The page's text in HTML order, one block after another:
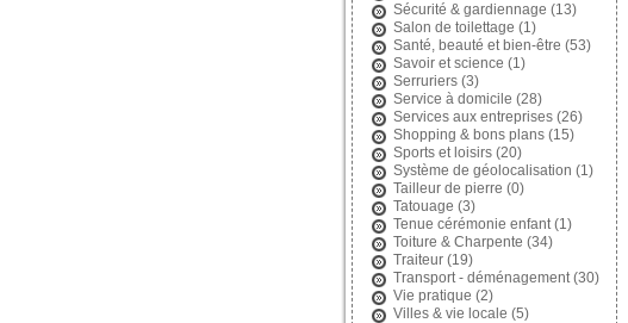
Sécurité & gardiennage (13)
Salon de toilettage (1)
Santé, beauté et bien-être (53)
Savoir et science (1)
Serruriers(3)
Service à domicile (28)
Services aux entreprises(26)
Shopping & bons plans(15)
Sports et loisirs(20)
Système de géolocalisation (1)
Tailleur de pierre (0)
Tatouage (3)
Tenue cérémonie enfant(1)
Toiture & Charpente (34)
Traiteur(19)
Transport - déménagement(30)
Vie pratique (2)
Villes & vie locale (5)